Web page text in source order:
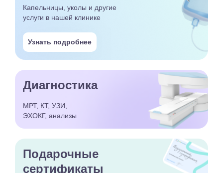
Капельницы, уколы и другие
услуги в нашей клинике
Узнать подробнее
Диагностика
МРТ, КТ, УЗИ,
ЭХОКГ, анализы
Подарочные
сертификаты